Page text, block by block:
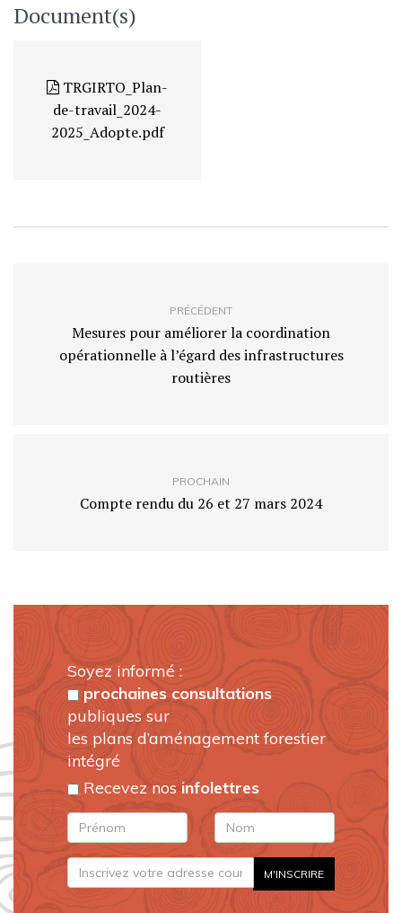
Document(s)
TRGIRTO_Plan-
de-travail_2024-
2025_Adopte.pdf
PRÉCÉDENT
Mesures pour améliorer la coordination
opérationnelle à l’égard des infrastructures
routières
PROCHAIN
Compte rendu du 26 et 27 mars 2024
Soyez informé :
prochaines consultations
publiques sur
les plans d’aménagement forestier
intégré
Recevez nosinfolettres